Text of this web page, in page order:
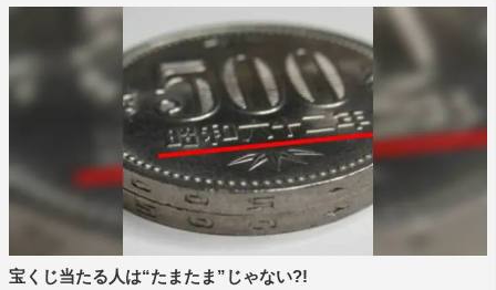
宝くじ当たる人は“たまたま”じゃない?!